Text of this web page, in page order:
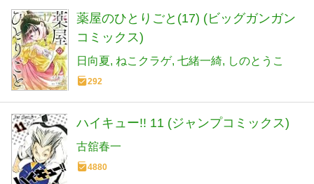
薬屋のひとりごと(17) (ビッグガンガン
コミックス)
日向夏 ねこクラゲ 七緒一綺 しのとうこ
292
ハイキュー!! 11 (ジャンプコミックス)
古舘春一
4880